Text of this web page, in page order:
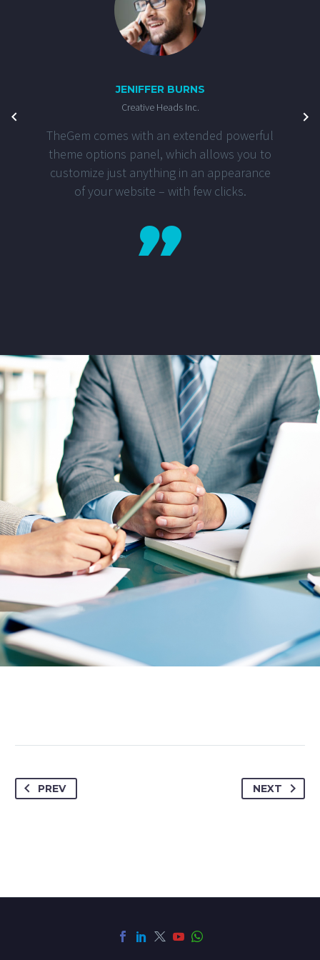
JENIFFER BURNS
Creative Heads Inc.
TheGem comes with an extended powerful
theme options panel, which allows you to
customize just anything in an appearance
of your website – with few clicks.

PREV NEXT